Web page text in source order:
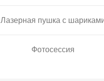
Лазерная пушка с
Фотосессия